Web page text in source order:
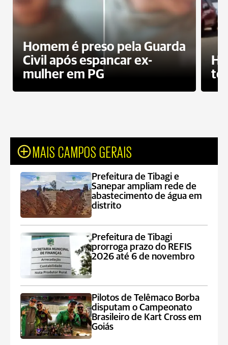
Homem é preso pela Guarda
Civil após espancar ex-
mulher em PG
MAIS CAMPOS GERAIS
Prefeitura de Tibagi e
Sanepar ampliam rede de
abastecimento de água em
distrito
Prefeitura de Tibagi
prorroga prazo do REFIS
2026 até 6 de novembro
Pilotos de Telêmaco Borba
disputam o Campeonato
Brasileiro de Kart Cross em
Goiás